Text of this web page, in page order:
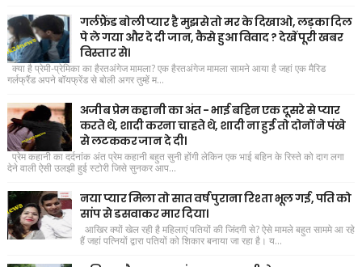
गर्लफ्रैंड बोली प्यार है मुझसे तो मर के दिखाओ, लड़का दिल
पे ले गया और दे दी जान, कैसे हुआ विवाद ? देखें पूरी खबर
विस्तार से।
क्या है प्रेमी-प्रेमिका का हैरतअंगेज मामला? एक हैरतअंगेज मामला सामने आया है जहां एक मैरिड
गर्लफ्रैंड अपने बॉयफ्रेंड से बोली अगर तुम्हें म...
अजीब प्रेम कहानी का अंत - भाई बहिन एक दूसरे से प्यार
करते थे, शादी करना चाहते थे, शादी ना हुई तो दोनों ने पंखे
से लटककर जान दे दी।
प्रेम कहानी का दर्दनांक अंत प्रेम कहानी बहुत सुनी होंगी लेकिन एक भाई बहिन के रिस्ते को दाग लगा
देने वाली ऐसी उलझी हुई स्टोरी जिसे सुनकर आप...
नया प्यार मिला तो सात वर्ष पुराना रिश्ता भूल गई, पति को
सांप से डसवाकर मार दिया।
आखिर क्यों खेल रही है महिलाएं पतियों की जिंदगी से? ऐसे मामले बहुत साममे आ रहे
हैं जहां पत्नियों द्वारा पतियों को शिकार बनाया जा रहा है। य...